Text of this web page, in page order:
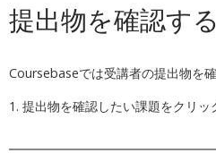
提出物を確認する
Coursebaseでは受講者の提出物を
1. 提出物を確認したい課題をクリッ